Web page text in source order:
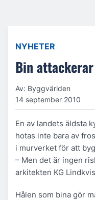
NYHETER
Bin
Av: Byggvärlden
14 september 2010
En av landets äldsta
hotas inte bara av
i murverket för att
– Men det är ingen
arkitekten KG
Hålen som bina gör